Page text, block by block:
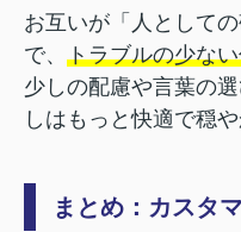
お互いが「人として
で、 トラブルの少な
少しの配慮や言葉の
しはもっと快適で穏
まとめ：カスタ